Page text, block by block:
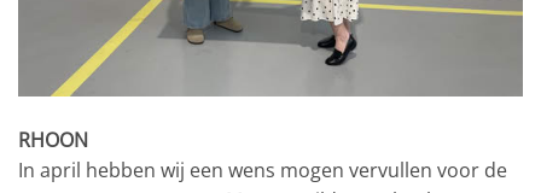
RHOON
In april hebben wij een wens mogen vervullen voor de